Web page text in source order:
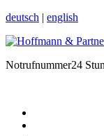
deutsch | english
Notrufnummer24